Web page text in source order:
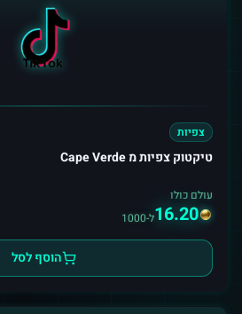
צפיות
טיקטוק צפיות מ Cape Verde
עולם כולו
16.20ל-1000
הוסף לסל